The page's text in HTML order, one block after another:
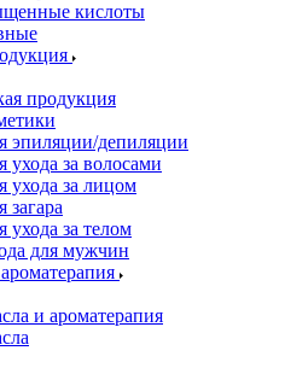
кислоты
продукция
эпиляции/депиляции
ухода за волосами
ухода за лицом
загара
ухода за телом
для мужчин
и ароматерапия